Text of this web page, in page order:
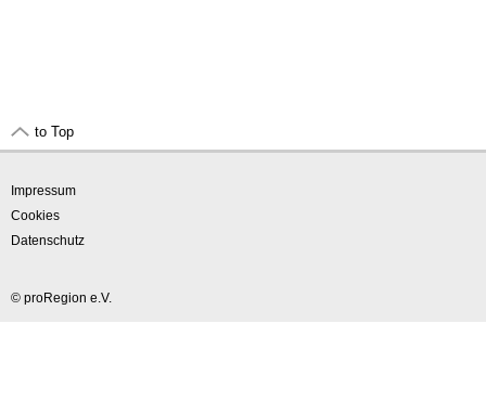
to Top
Impressum
Cookies
Datenschutz
© proRegion e.V.